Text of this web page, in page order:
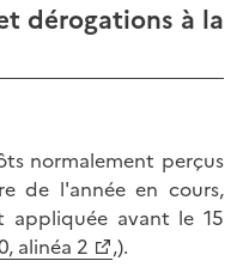
dérogations à la
normalement perçus
de l'année en cours,
appliquée avant le 15
alinéa 2
,).